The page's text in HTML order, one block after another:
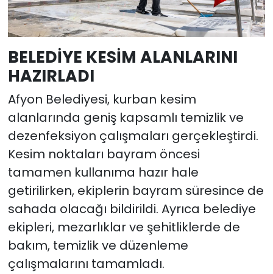
BELEDİYE KESİM ALANLARINI
HAZIRLADI
Afyon Belediyesi, kurban kesim
alanlarında geniş kapsamlı temizlik ve
dezenfeksiyon çalışmaları gerçekleştirdi.
Kesim noktaları bayram öncesi
tamamen kullanıma hazır hale
getirilirken, ekiplerin bayram süresince de
sahada olacağı bildirildi. Ayrıca belediye
ekipleri, mezarlıklar ve şehitliklerde de
bakım, temizlik ve düzenleme
çalışmalarını tamamladı.